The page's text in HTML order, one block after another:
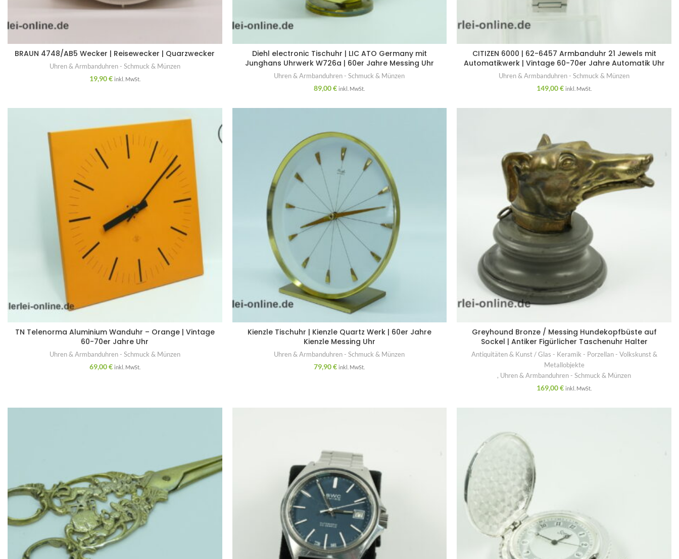
BRAUN 4748/AB5 Wecker | Reisewecker | Quarzwecker
Uhren & Armbanduhren - Schmuck & Münzen
19,90€ inkl. MwSt.
Diehl electronic Tischuhr | LIC ATO Germany mit
Junghans Uhrwerk W726a | 60er Jahre Messing Uhr
Uhren & Armbanduhren - Schmuck & Münzen
89,00€ inkl. MwSt.
CITIZEN 6000 | 62-6457 Armbanduhr 21 Jewels mit
Automatikwerk | Vintage 60-70er Jahre Automatik Uhr
Uhren & Armbanduhren - Schmuck & Münzen
149,00€ inkl. MwSt.
TN Telenorma Aluminium Wanduhr – Orange | Vintage
60-70er Jahre Uhr
Uhren & Armbanduhren - Schmuck & Münzen
69,00€ inkl. MwSt.
Kienzle Tischuhr | Kienzle Quartz Werk | 60er Jahre
Kienzle Messing Uhr
Uhren & Armbanduhren - Schmuck & Münzen
79,90€ inkl. MwSt.
Greyhound Bronze / Messing Hundekopfbüste auf
Sockel | Antiker Figürlicher Taschenuhr Halter
Antiquitäten & Kunst / Glas - Keramik - Porzellan - Volkskunst &
Metallobjekte
, Uhren & Armbanduhren - Schmuck & Münzen
169,00€ inkl. MwSt.